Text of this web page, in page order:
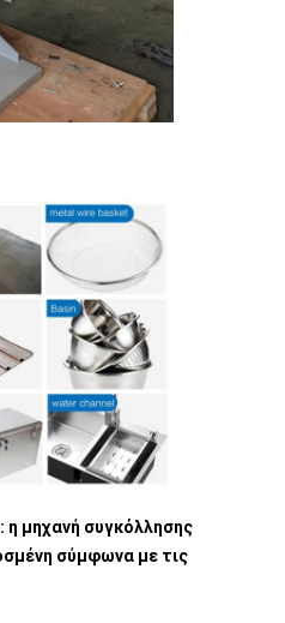
σημείων
ελαστικών
αυτοκινήτου
απαλλαγής πυκνωτών
μηχανή συγκόλλησης
σύμφωνα με τις